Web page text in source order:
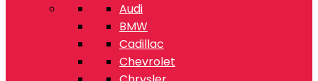
Audi
BMW
Cadillac
Chevrolet